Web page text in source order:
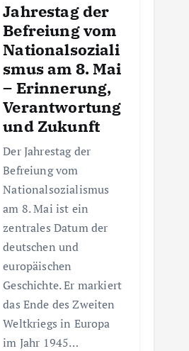
Jahrestag der
Befreiung vom
Nationalsoziali
smus am 8. Mai
– Erinnerung,
Verantwortung
und Zukunft
Der Jahrestag der
Befreiung vom
Nationalsozialismus
am 8. Mai ist ein
zentrales Datum der
deutschen und
europäischen
Geschichte. Er markiert
das Ende des Zweiten
Weltkriegs in Europa
im Jahr 1945…